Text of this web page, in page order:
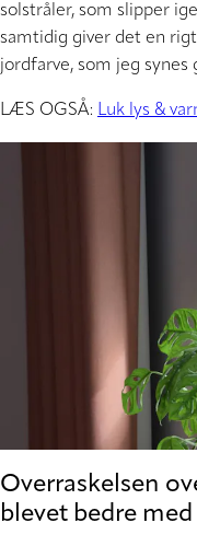
solstråler, som slipper
samtidig giver det en
jordfarve, som jeg
LÆS OGSÅ: Luk lys &
Overraskelsen
blevet bedre